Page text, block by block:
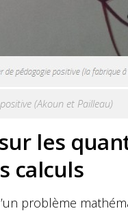
(Akoun et Pailleau)
les
calculs
problème